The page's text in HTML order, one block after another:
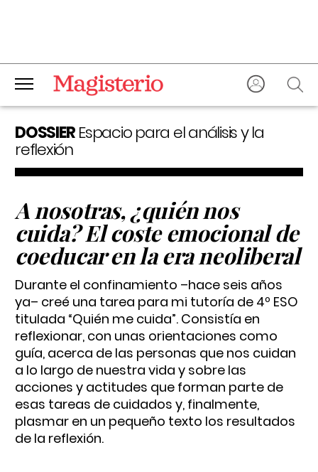
DOSSIEREspacio para el análisis y la
reflexión
A nosotras, ¿quién nos
cuida? El coste emocional de
coeducar en la era neoliberal
Durante el confinamiento –hace seis años
ya– creé una tarea para mi tutoría de 4º ESO
titulada “Quién me cuida”. Consistía en
reflexionar, con unas orientaciones como
guía, acerca de las personas que nos cuidan
a lo largo de nuestra vida y sobre las
acciones y actitudes que forman parte de
esas tareas de cuidados y, finalmente,
plasmar en un pequeño texto los resultados
de la reflexión.